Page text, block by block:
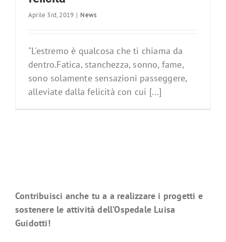
Aprile 3rd, 2019 | News
"L'estremo è qualcosa che ti chiama da
dentro.Fatica, stanchezza, sonno, fame,
sono solamente sensazioni passeggere,
alleviate dalla felicità con cui [...]
Contribuisci anche tu a a realizzare i progetti e
sostenere le attività dell’Ospedale Luisa
Guidotti!